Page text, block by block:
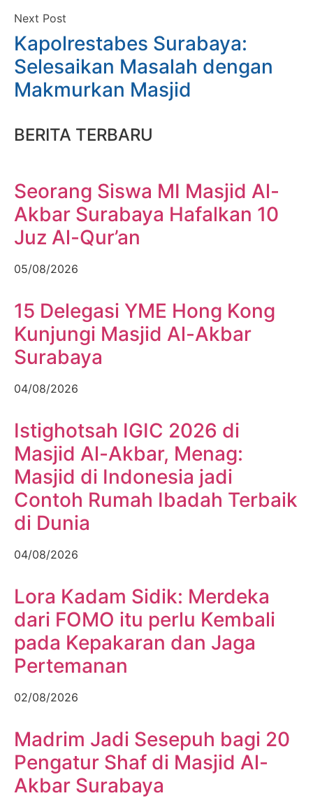
Next Post
Kapolrestabes Surabaya:
Selesaikan Masalah dengan
Makmurkan Masjid
BERITA TERBARU
Seorang Siswa MI Masjid Al-
Akbar Surabaya Hafalkan 10
Juz Al-Qur’an
05/08/2026
15 Delegasi YME Hong Kong
Kunjungi Masjid Al-Akbar
Surabaya
04/08/2026
Istighotsah IGIC 2026 di
Masjid Al-Akbar, Menag:
Masjid di Indonesia jadi
Contoh Rumah Ibadah Terbaik
di Dunia
04/08/2026
Lora Kadam Sidik: Merdeka
dari FOMO itu perlu Kembali
pada Kepakaran dan Jaga
Pertemanan
02/08/2026
Madrim Jadi Sesepuh bagi 20
Pengatur Shaf di Masjid Al-
Akbar Surabaya